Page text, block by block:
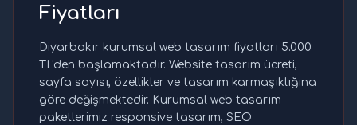
Fiyatları
Diyarbakır kurumsal web tasarım fiyatları 5.000
TL'den başlamaktadır. Website tasarım ücreti,
sayfa sayısı, özellikler ve tasarım karmaşıklığına
göre değişmektedir. Kurumsal web tasarım
paketlerimiz responsive tasarım, SEO